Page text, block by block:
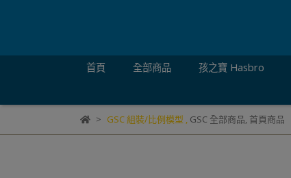
首頁 全部商品 孩之寶 Hasbro
GSC 組裝/比例模型 , GSC 全部商品, 首頁商品